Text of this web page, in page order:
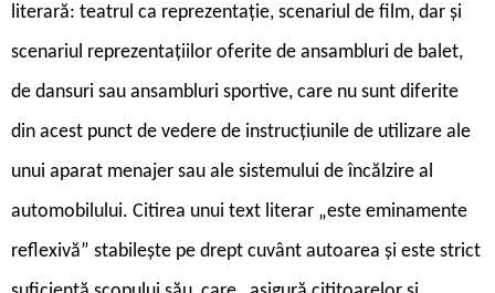
literară: teatrul ca reprezentație, scenariul de film, dar și
scenariul reprezentațiilor oferite de ansambluri de balet,
de dansuri sau ansambluri sportive, care nu sunt diferite
din acest punct de vedere de instrucțiunile de utilizare ale
unui aparat menajer sau ale sistemului de încălzire al
automobilului. Citirea unui text literar „este eminamente
reflexivă” stabilește pe drept cuvânt autoarea și este strict